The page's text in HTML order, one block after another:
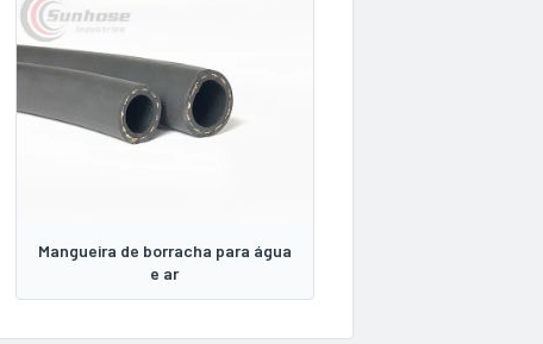
Mangueira de borracha para água
e ar